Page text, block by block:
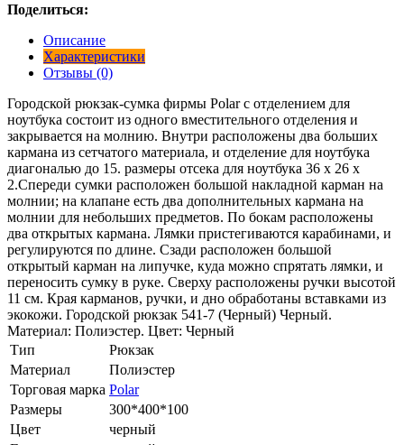
Поделиться:
Описание
Характеристики
Отзывы (0)
Городской рюкзак-сумка фирмы Polar с отделением для
ноутбука состоит из одного вместительного отделения и
закрывается на молнию. Внутри расположены два больших
кармана из сетчатого материала, и отделение для ноутбука
диагональю до 15. размеры отсека для ноутбука 36 x 26 x
2.Спереди сумки расположен большой накладной карман на
молнии; на клапане есть два дополнительных кармана на
молнии для небольших предметов. По бокам расположены
два открытых кармана. Лямки пристегиваются карабинами, и
регулируются по длине. Сзади расположен большой
открытый карман на липучке, куда можно спрятать лямки, и
переносить сумку в руке. Сверху расположены ручки высотой
11 см. Края карманов, ручки, и дно обработаны вставками из
экокожи. Городской рюкзак 541-7 (Черный) Черный.
Материал: Полиэстер. Цвет: Черный
Тип
Рюкзак
Материал
Полиэстер
Торговая марка Polar
Размеры
300*400*100
Цвет
черный